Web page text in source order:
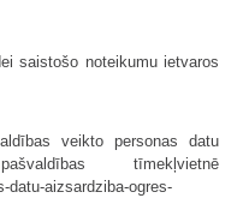
saistošo noteikumu ietvaros
veikto personas datu
tīmekļvietnē
datu-aizsardziba-ogres-